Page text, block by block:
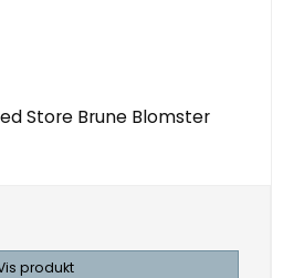
Store Brune Blomster
produkt